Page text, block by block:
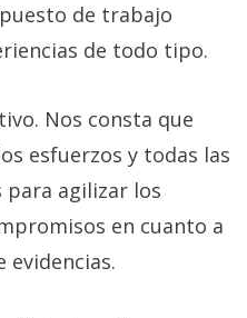
de trabajo
de todo tipo.
Nos consta que
esfuerzos y todas las
para agilizar los
en cuanto a
evidencias.